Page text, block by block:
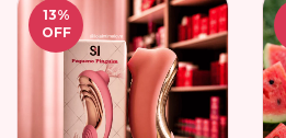
13%
OFF